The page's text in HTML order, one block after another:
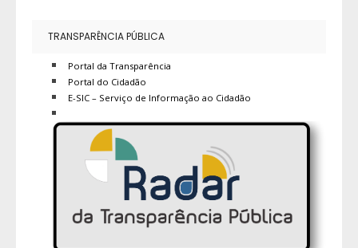
TRANSPARÊNCIA PÚBLICA
Portal da Transparência
Portal do Cidadão
E-SIC – Serviço de Informação ao Cidadão